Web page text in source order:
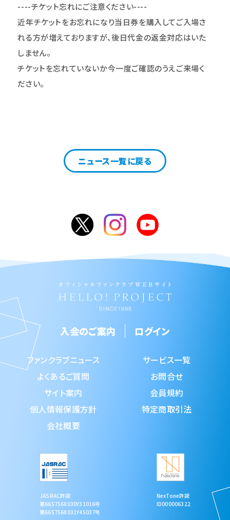
----チケット忘れにご注意ください----
近年チケットをお忘れになり当日券を購入してご入場さ
れる方が増えておりますが、後日代金の返金対応はいた
しません。
チケットを忘れていないか今一度ご確認のうえご来場く
ださい。
ニュース一覧に戻る
入会のご案内 ログイン
ファンクラブニュース
サービス一覧
よくあるご質問
お問合せ
サイト案内
会員規約
個人情報保護方針
特定商取引法
会社概要
JASRAC許諾
第6657568030Y31016号
第6657568031Y45037号
NexTone許諾
ID000006322